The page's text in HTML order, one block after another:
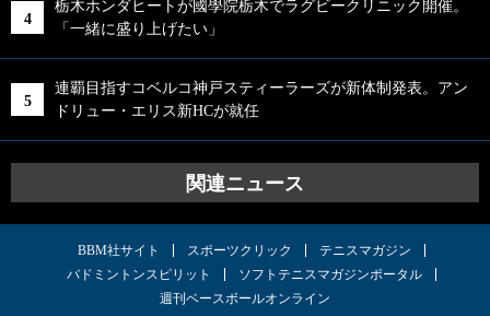
栃木ホンダヒートが國學院栃木でラグビークリニック開催。
「一緒に盛り上げたい」
連覇目指すコベルコ神戸スティーラーズが新体制発表。アン
ドリュー・エリス新HCが就任
関連ニュース
BBM社サイト スポーツクリック
テニスマガジン
バドミントンスピリット
ソフトテニスマガジンポータル
週刊ベースボールオンライン